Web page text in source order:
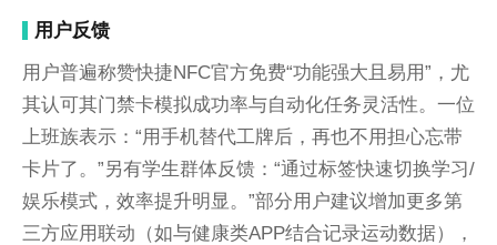
用户反馈
用户普遍称赞快捷NFC官方免费“功能强大且易用”，尤
其认可其门禁卡模拟成功率与自动化任务灵活性。一位
上班族表示：“用手机替代工牌后，再也不用担心忘带
卡片了。”另有学生群体反馈：“通过标签快速切换学习/
娱乐模式，效率提升明显。”部分用户建议增加更多第
三方应用联动（如与健康类APP结合记录运动数据），